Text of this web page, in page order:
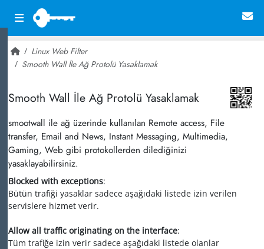
Linux Web Filter
Smooth Wall İle Ağ Protolü Yasaklamak
Smooth Wall İle Ağ Protolü Yasaklamak
smootwall ile ağ üzerinde kullanılan Remote access, File
transfer, Email and News, Instant Messaging, Multimedia,
Gaming, Web gibi protokollerden dilediğinizi
yasaklayabilirsiniz.
Blocked with exceptions:
Bütün trafiği yasaklar sadece aşağıdaki listede izin verilen
servislere hizmet verir.
Allow all traffic originating on the interface:
Tüm trafiğe izin verir sadece aşağıdaki listede olanlar